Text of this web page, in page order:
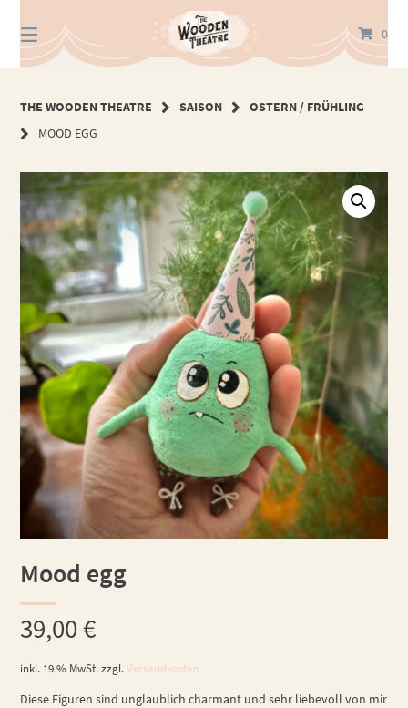
zum
Inhalt
0
THE WOODEN THEATRE SAISON
OSTERN / FRÜHLING
MOOD EGG
Mood egg
39,00€
inkl. 19 % MwSt. zzgl.Versandkosten
Diese Figuren sind unglaublich charmant und sehr liebevoll von mir